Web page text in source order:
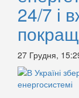
24/7 і
27 Грудня,